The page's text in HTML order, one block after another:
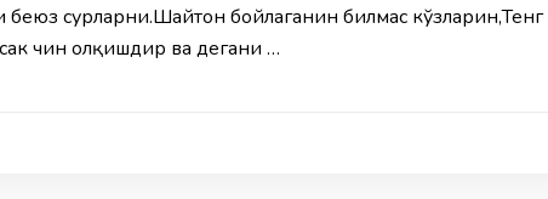
сурларни.Шайтон бойлаганин билмас кўзларин,Тенг
чин олқишдир ва дегани …